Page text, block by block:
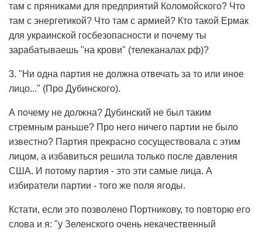
там с пряниками для предприятий Коломойского? Что
там с энергетикой? Что там с армией? Кто такой Ермак
для украинской госбезопасности и почему ты
зарабатываешь "на крови" (телеканалах рф)?
3. "Ни одна партия не должна отвечать за то или иное
лицо..." (Про Дубинского).
А почему не должна? Дубинский не был таким
стремным раньше? Про него ничего партии не было
известно? Партия прекрасно сосуществовала с этим
лицом, а избавиться решила только после давления
США. И потому партия - это эти самые лица. А
избиратели партии - того же поля ягоды.
Кстати, если это позволено Портникову, то повторю его
слова и я: "у Зеленского очень некачественный